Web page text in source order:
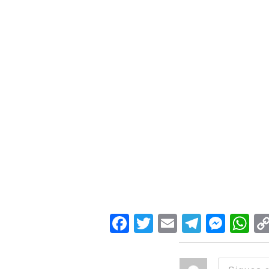
Facebook
Twitter
Email